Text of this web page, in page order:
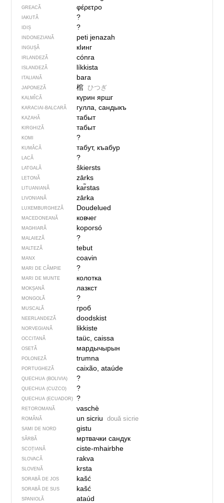
GREACĂ φέρετρο
IAKUTĂ ?
IDIȘ ?
INDONEZIANĂ peti jenazah
INGUȘĂ кIинг
IRLANDEZĂ cónra
ISLANDEZĂ líkkista
ITALIANĂ bara
JAPONEZĂ 棺 ひつぎ
KALMÎCĂ күрин яршг
KARACIAI-BALCARĂ гулла, сандыкъ
KAZAHĂ табыт
KIRGHIZĂ табыт
KOMI ?
KUMÂCĂ табут, къабур
LACĂ ?
LATGALĂ škiersts
LETONĂ zārks
LITUANIANĂ kar̃stas
LIVONIANĂ zārka
LUXEMBURGHEZĂ Doudelued
MACEDONEANĂ ковчег
MAGHIARĂ koporsó
MALAIEZĂ ?
MALTEZĂ tebut
MANX coavin
MARI DE CÂMPIE ?
MARI DE MUNTE колотка
MOKȘANĂ лазкст
MONGOLĂ ?
MUSCALĂ гроб
NEERLANDEZĂ doodskist
NORVEGIANĂ likkiste
OCCITANĂ taüc, caissa
OSETĂ мардычырын
POLONEZĂ trumna
PORTUGHEZĂ caixão, ataúde
QUECHUA (BOLIVIA) ?
QUECHUA (CUZCO) ?
QUECHUA (ECUADOR) ?
RETOROMANĂ vaschè
ROMÂNĂ un sicriu două sicrie
SAMI DE NORD gistu
SÂRBĂ мртвачки сандук
SCOȚIANĂ ciste-mhairbhe
SLOVACĂ rakva
SLOVENĂ krsta
SORABĂ DE JOS kašć
SORABĂ DE SUS kašć
SPANIOLĂ ataúd